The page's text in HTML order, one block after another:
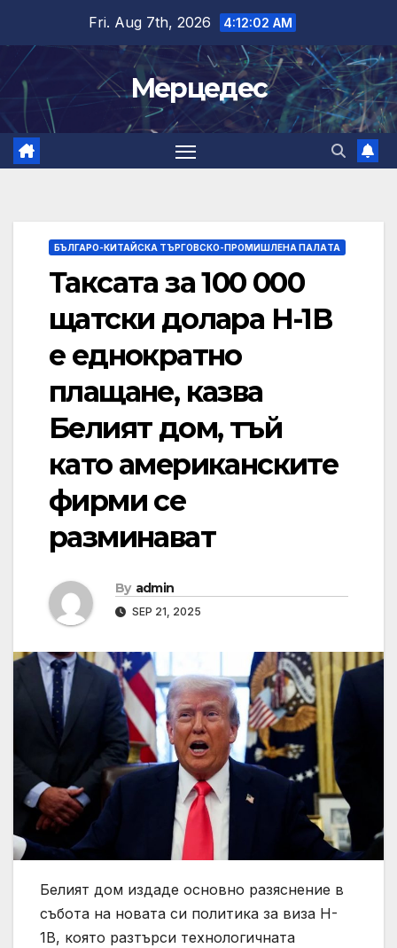
content
Fri. Aug 7th, 2026 4:12:03 AM
Мерцедес
БЪЛГАРО-КИТАЙСКА ТЪРГОВСКО-ПРОМИШЛЕНА ПАЛAТА
Таксата за 100 000
щатски долара H-1B
е еднократно
плащане, казва
Белият дом, тъй
като американските
фирми се
разминават
By admin
SEP 21, 2025
Белият дом издаде основно разяснение в
събота на новата си политика за виза H-
1B, която разтърси технологичната